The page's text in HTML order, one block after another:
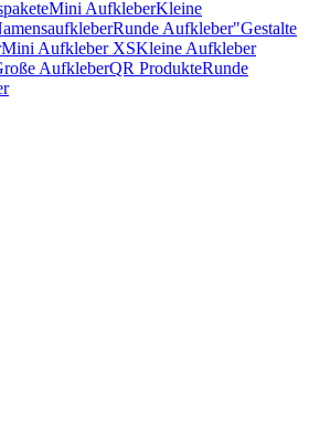
Mini AufkleberKleine
Runde Aufkleber"Gestalte
Mini Aufkleber XSKleine Aufkleber
AufkleberQR ProdukteRunde